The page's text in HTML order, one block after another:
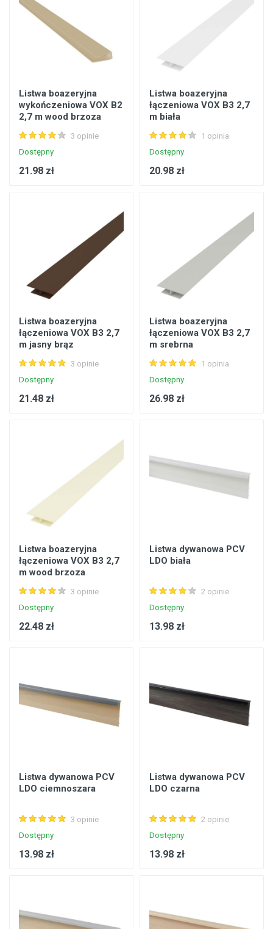
Listwa boazeryjna
wykończeniowa VOX B2
2,7 m wood brzoza
3 opinie
Dostępny
21.98 zł
Listwa boazeryjna
łączeniowa VOX B3 2,7
m biała
1 opinia
Dostępny
20.98 zł
Listwa boazeryjna
łączeniowa VOX B3 2,7
m jasny brąz
3 opinie
Dostępny
21.48 zł
Listwa boazeryjna
łączeniowa VOX B3 2,7
m srebrna
1 opinia
Dostępny
26.98 zł
Listwa boazeryjna
łączeniowa VOX B3 2,7
m wood brzoza
3 opinie
Dostępny
22.48 zł
Listwa dywanowa PCV
LDO biała
2 opinie
Dostępny
13.98 zł
Listwa dywanowa PCV
LDO ciemnoszara
3 opinie
Dostępny
13.98 zł
Listwa dywanowa PCV
LDO czarna
2 opinie
Dostępny
13.98 zł